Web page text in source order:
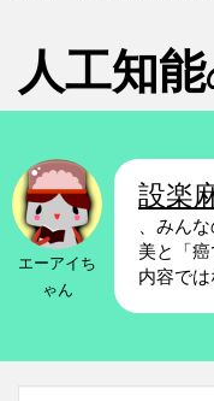
人工知能
エーアイち
ゃん
設楽
、みん
美と「
内容では